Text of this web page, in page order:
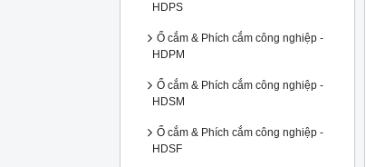
HDPS
Ổ cắm & Phích cắm công nghiệp -
HDPM
Ổ cắm & Phích cắm công nghiệp -
HDSM
Ổ cắm & Phích cắm công nghiệp -
HDSF